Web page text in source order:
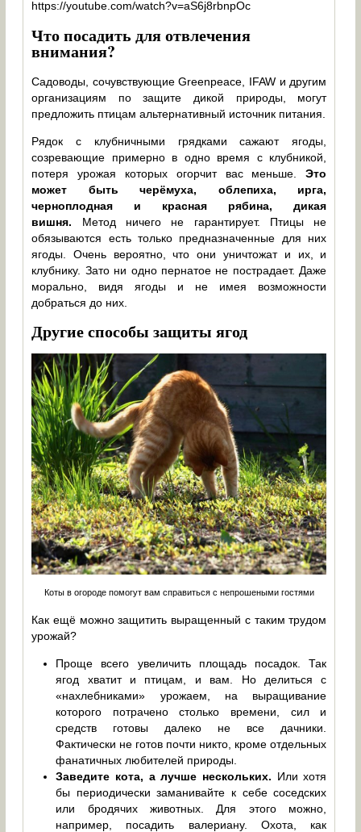
https://youtube.com/watch?v=aS6j8rbnpOc
Что посадить для отвлечения
внимания?
Садоводы, сочувствующие Greenpeace, IFAW и другим
организациям по защите дикой природы, могут
предложить птицам альтернативный источник питания.
Рядок с клубничными грядками сажают ягоды,
созревающие примерно в одно время с клубникой,
потеря урожая которых огорчит вас меньше.Это
может быть черёмуха, облепиха, ирга,
черноплодная и красная рябина, дикая
вишня. Метод ничего не гарантирует. Птицы не
обязываются есть только предназначенные для них
ягоды. Очень вероятно, что они уничтожат и их, и
клубнику. Зато ни одно пернатое не пострадает. Даже
морально, видя ягоды и не имея возможности
добраться до них.
Другие способы защиты ягод
Коты в огороде помогут вам справиться с непрошеными гостями
Как ещё можно защитить выращенный с таким трудом
урожай?
Проще всего увеличить площадь посадок. Так
ягод хватит и птицам, и вам. Но делиться с
«нахлебниками» урожаем, на выращивание
которого потрачено столько времени, сил и
средств готовы далеко не все дачники.
Фактически не готов почти никто, кроме отдельных
фанатичных любителей природы.
Заведите кота, а лучше нескольких. Или хотя
бы периодически заманивайте к себе соседских
или бродячих животных. Для этого можно,
например, посадить валериану. Охота, как